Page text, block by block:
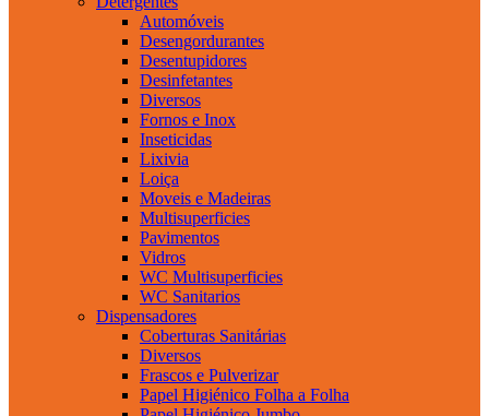
Automóveis
Desengordurantes
Desentupidores
Desinfetantes
Diversos
Fornos e Inox
Inseticidas
Lixivia
Loiça
Moveis e Madeiras
Multisuperficies
Pavimentos
Vidros
WC Multisuperficies
WC Sanitarios
Dispensadores
Coberturas Sanitárias
Diversos
Frascos e Pulverizar
Papel Higiénico Folha a Folha